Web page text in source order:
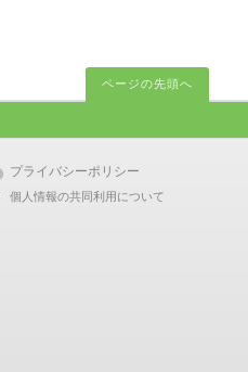
ページの先頭へ
プライバシーポリシー
個人情報の共同利用について